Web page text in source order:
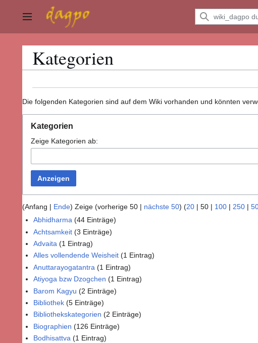
Inhalt Hauptmenü
Kategorien
Die folgenden Kategorien sind auf dem Wiki vorhanden und könnten
Kategorien
Zeige Kategorien ab:
Anzeigen
(Anfang | Ende) Zeige (vorherige 50 | nächste 50) (20 | 50 | 100 | 250 |
Abhidharma (44 Einträge)
Achtsamkeit (3 Einträge)
Advaita (1 Eintrag)
Alles vollendende Weisheit (1 Eintrag)
Anuttarayogatantra (1 Eintrag)
Atiyoga bzw Dzogchen (1 Eintrag)
Barom Kagyu (2 Einträge)
Bibliothek (5 Einträge)
Bibliothekskategorien (2 Einträge)
Biographien (126 Einträge)
Bodhisattva (1 Eintrag)